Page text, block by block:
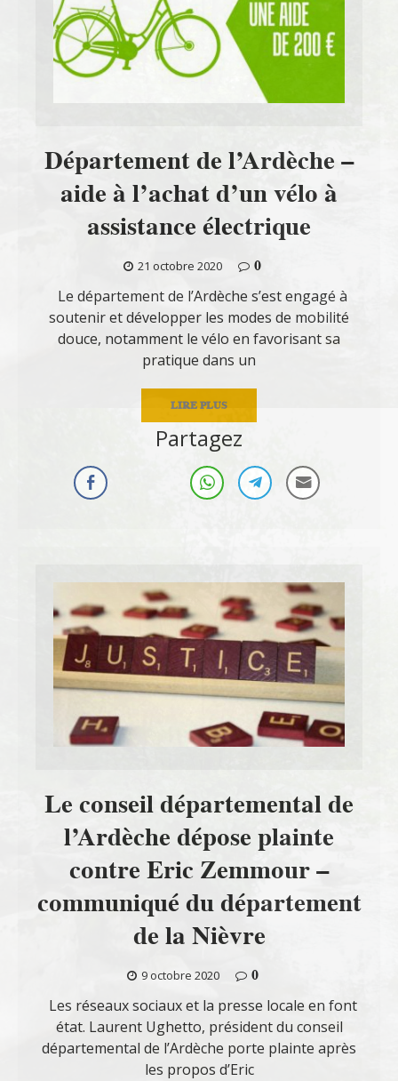
Département de l’Ardèche –
aide à l’achat d’un vélo à
assistance électrique
21 octobre 2020
0
Le département de l’Ardèche s’est engagé à
soutenir et développer les modes de mobilité
douce, notamment le vélo en favorisant sa
pratique dans un
LIRE PLUS
Partagez
Le conseil départemental de
l’Ardèche dépose plainte
contre Eric Zemmour –
communiqué du département
de la Nièvre
9 octobre 2020
0
Les réseaux sociaux et la presse locale en font
état. Laurent Ughetto, président du conseil
départemental de l’Ardèche porte plainte après
les propos d’Eric